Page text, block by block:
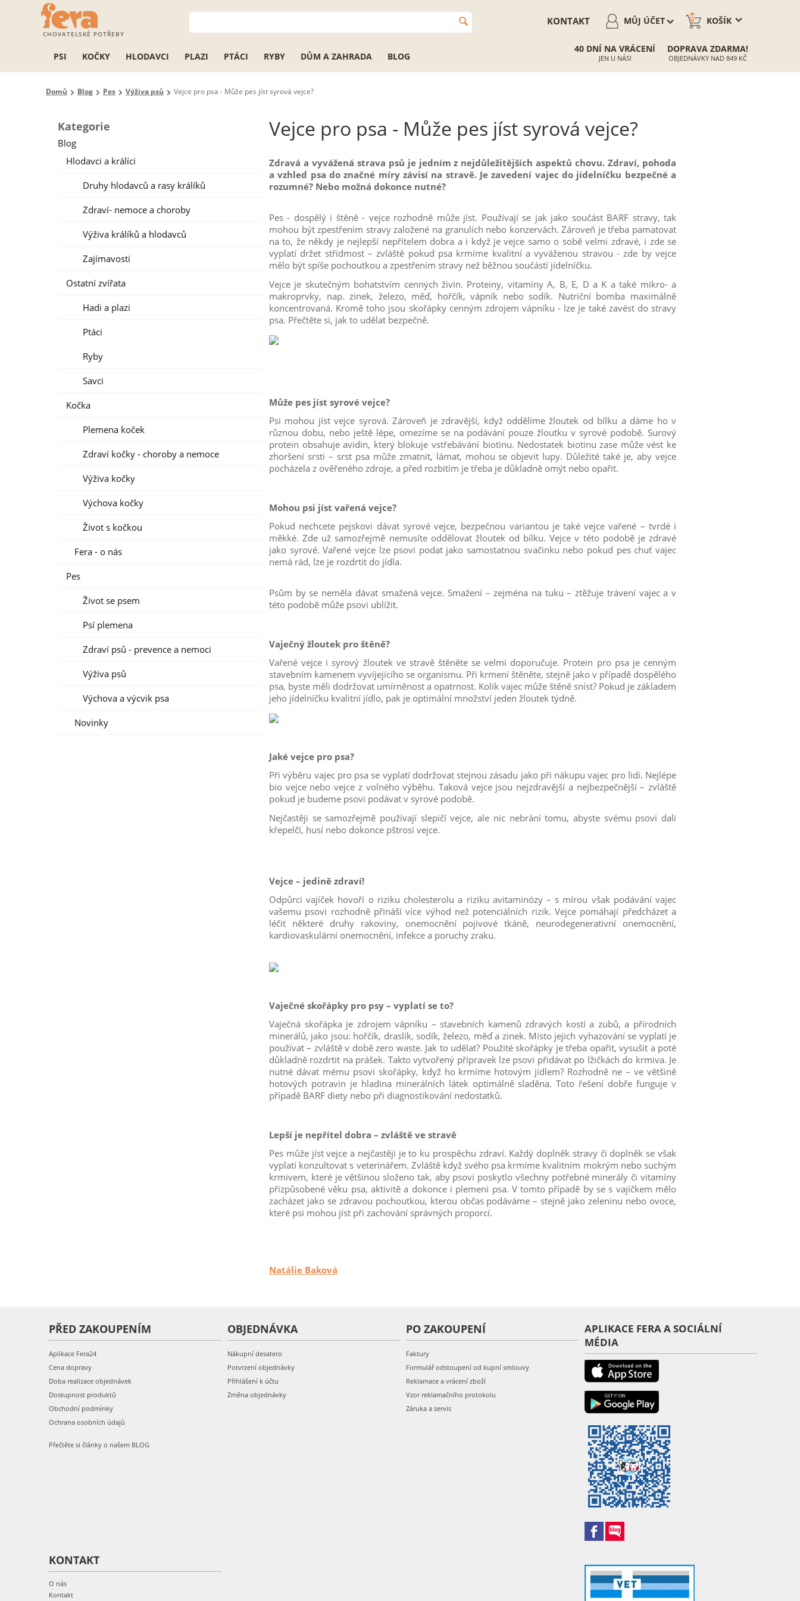
CHOVATELSKÉ POTŘEBY
KOŠÍK
0
MŮJ ÚČET
KONTAKT
PSI KOČKY HLODAVCI PLAZI PTÁCI RYBY DŮM A ZAHRADA BLOG
40 DNÍ NA VRÁCENÍ
JEN U NÁS!
DOPRAVA ZDARMA!
OBJEDNÁVKY NAD 849 KČ
Domů Blog Pes Výživa psů Vejce pro psa - Může pes jíst syrová vejce?
Kategorie
Blog
Hlodavci a králíci
Druhy hlodavců a rasy králíků
Zdraví- nemoce a choroby
Výživa králíků a hlodavců
Zajímavosti
Ostatní zvířata
Hadi a plazi
Ptáci
Ryby
Savci
Kočka
Plemena koček
Zdraví kočky - choroby a nemoce
Výživa kočky
Výchova kočky
Život s kočkou
Fera - o nás
Pes
Život se psem
Psí plemena
Zdraví psů - prevence a nemoci
Výživa psů
Výchova a výcvik psa
Novinky
Vejce pro psa - Může pes jíst syrová vejce?
Zdravá a vyvážená strava psů je jedním z nejdůležitějších aspektů chovu. Zdraví, pohoda
a vzhled psa do značné míry závisí na stravě. Je zavedení vajec do jídelníčku bezpečné a
rozumné? Nebo možná dokonce nutné?
Pes - dospělý i štěně - vejce rozhodně může jíst. Používají se jak jako součást BARF stravy, tak
mohou být zpestřením stravy založené na granulích nebo konzervách. Zároveň je třeba pamatovat
na to, že někdy je nejlepší nepřítelem dobra a i když je vejce samo o sobě velmi zdravé, i zde se
vyplatí držet střídmost – zvláště pokud psa krmíme kvalitní a vyváženou stravou - zde by vejce
mělo být spíše pochoutkou a zpestřením stravy než běžnou součástí jídelníčku.
Vejce je skutečným bohatstvím cenných živin. Proteiny, vitaminy A, B, E, D a K a také mikro- a
makroprvky, nap. zinek, železo, měď, hořčík, vápník nebo sodík. Nutriční bomba maximálně
koncentrovaná. Kromě toho jsou skořápky cenným zdrojem vápníku - lze je také zavést do stravy
psa. Přečtěte si, jak to udělat bezpečně.
Může pes jíst syrové vejce?
Psi mohou jíst vejce syrová. Zároveň je zdravější, když oddělíme žloutek od bílku a dáme ho v
různou dobu, nebo ještě lépe, omezíme se na podávání pouze žloutku v syrové podobě. Surový
protein obsahuje avidin, který blokuje vstřebávání biotinu. Nedostatek biotinu zase může vést ke
zhoršení srsti – srst psa může zmatnit, lámat, mohou se objevit lupy. Důležité také je, aby vejce
pocházela z ověřeného zdroje, a před rozbitím je třeba je důkladně omýt nebo opařit.
Mohou psi jíst vařená vejce?
Pokud nechcete pejskovi dávat syrové vejce, bezpečnou variantou je také vejce vařené – tvrdé i
měkké. Zde už samozřejmě nemusíte oddělovat žloutek od bílku. Vejce v této podobě je zdravé
jako syrové. Vařené vejce lze psovi podat jako samostatnou svačinku nebo pokud pes chuť vajec
nemá rád, lze je rozdrtit do jídla.
Psům by se neměla dávat smažená vejce. Smažení – zejména na tuku – ztěžuje trávení vajec a v
této podobě může psovi ublížit.
Vaječný žloutek pro štěně?
Vařené vejce i syrový žloutek ve stravě štěněte se velmi doporučuje. Protein pro psa je cenným
stavebním kamenem vyvíjejícího se organismu. Při krmení štěněte, stejně jako v případě dospělého
psa, byste měli dodržovat umírněnost a opatrnost. Kolik vajec může štěně sníst? Pokud je základem
jeho jídelníčku kvalitní jídlo, pak je optimální množství jeden žloutek týdně.
Jaké vejce pro psa?
Při výběru vajec pro psa se vyplatí dodržovat stejnou zásadu jako při nákupu vajec pro lidi. Nejlépe
bio vejce nebo vejce z volného výběhu. Taková vejce jsou nejzdravější a nejbezpečnější – zvláště
pokud je budeme psovi podávat v syrové podobě.
Nejčastěji se samozřejmě používají slepičí vejce, ale nic nebrání tomu, abyste svému psovi dali
křepelčí, husí nebo dokonce pštrosí vejce.
Vejce – jedině zdraví!
Odpůrci vajíček hovoří o riziku cholesterolu a riziku avitaminózy – s mírou však podávání vajec
vašemu psovi rozhodně přináší více výhod než potenciálních rizik. Vejce pomáhají předcházet a
léčit některé druhy rakoviny, onemocnění pojivové tkáně, neurodegenerativní onemocnění,
kardiovaskulární onemocnění, infekce a poruchy zraku.
Vaječné skořápky pro psy – vyplatí se to?
Vaječná skořápka je zdrojem vápníku – stavebních kamenů zdravých kostí a zubů, a přírodních
minerálů, jako jsou: hořčík, draslík, sodík, železo, měď a zinek. Místo jejich vyhazování se vyplatí je
používat – zvláště v době zero waste. Jak to udělat? Použité skořápky je třeba opařit, vysušit a poté
důkladně rozdrtit na prášek. Takto vytvořený přípravek lze psovi přidávat po lžičkách do krmiva. Je
nutné dávat mému psovi skořápky, když ho krmíme hotovým jídlem? Rozhodně ne – ve většině
hotových potravin je hladina minerálních látek optimálně sladěna. Toto řešení dobře funguje v
případě BARF diety nebo při diagnostikování nedostatků.
Lepší je nepřítel dobra – zvláště ve stravě
Pes může jíst vejce a nejčastěji je to ku prospěchu zdraví. Každý doplněk stravy či doplněk se však
vyplatí konzultovat s veterinářem. Zvláště když svého psa krmíme kvalitním mokrým nebo suchým
krmivem, které je většinou složeno tak, aby psovi poskytlo všechny potřebné minerály či vitamíny
přizpůsobené věku psa, aktivitě a dokonce i plemeni psa. V tomto případě by se s vajíčkem mělo
zacházet jako se zdravou pochoutkou, kterou občas podáváme – stejně jako zeleninu nebo ovoce,
které psi mohou jíst při zachování správných proporcí.
Natálie Baková
PŘED ZAKOUPENÍM
Aplikace Fera24
Cena dopravy
Doba realizace objednávek
Dostupnost produktů
Obchodní podmínky
Ochrana osobních údajů
Přečtěte si články o našem BLOG
OBJEDNÁVKA
Nákupní desatero
Potvrzení objednávky
Přihlášení k účtu
Změna objednávky
PO ZAKOUPENÍ
Faktury
Formulář odstoupení od kupní smlouvy
Reklamace a vrácení zboží
Vzor reklamačního protokolu
Záruka a servis
APLIKACE FERA A SOCIÁLNÍ
MÉDIA
KONTAKT
O nás
Kontakt